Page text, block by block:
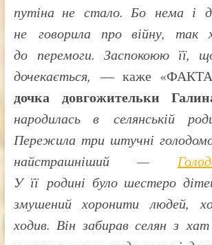
путіна не стало. Бо нема і
не говорила про війну, так
до перемоги. Заспокоюю її,
дочекається, — каже
дочка довгожительки
народилась в селянській
Пережила три штучні
найстрашніший —
У її родині було шестеро
змушений хоронити людей,
ходив. Він забирав селян з